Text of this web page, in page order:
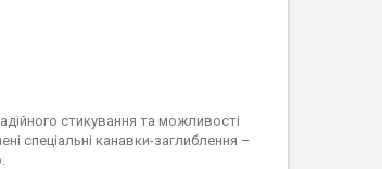
стикування та можливості
спеціальні канавки-заглиблення –